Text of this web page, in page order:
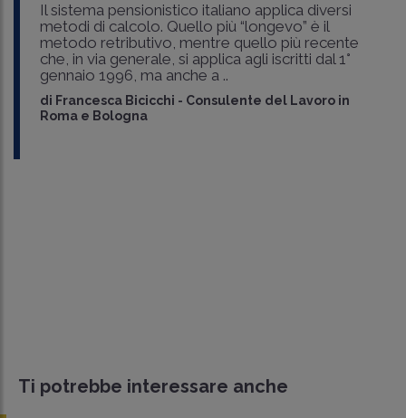
Il sistema pensionistico italiano applica diversi
metodi di calcolo. Quello più “longevo” è il
metodo retributivo, mentre quello più recente
che, in via generale, si applica agli iscritti dal 1°
gennaio 1996, ma anche a ..
di Francesca Bicicchi - Consulente del Lavoro in
Roma e Bologna
Ti potrebbe interessare anche